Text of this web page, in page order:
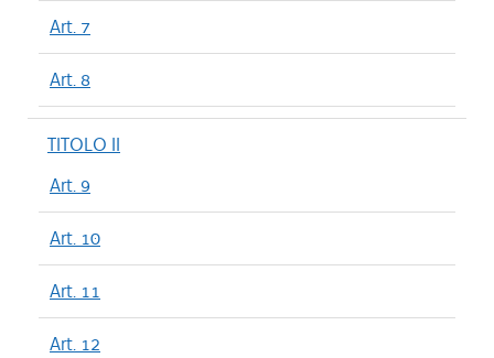
Art. 7
Art. 8
TITOLO II
Art. 9
Art. 10
Art. 11
Art. 12